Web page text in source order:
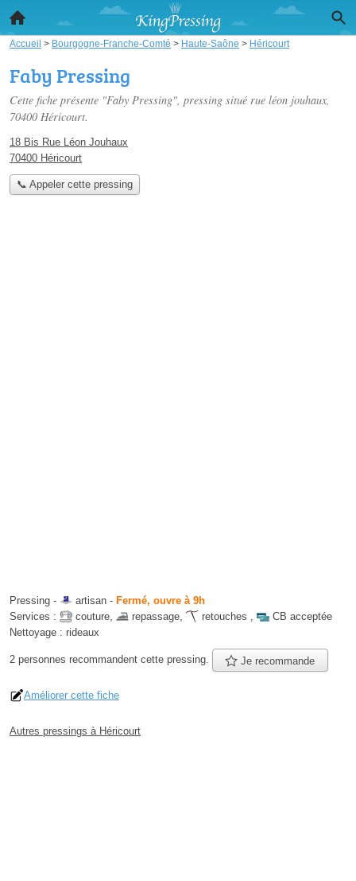
Accueil > Bourgogne-Franche-Comté > Haute-Saône > Héricourt
Faby Pressing
Cette fiche présente "Faby Pressing", pressing situé rue léon jouhaux,
70400 Héricourt.
18 Bis Rue Léon Jouhaux
70400 Héricourt
📞 Appeler cette pressing
Pressing - artisan - Fermé, ouvre à 9h
Services :
couture, repassage, retouches ,
CB acceptée
Nettoyage : rideaux
2 personnes recommandent cette pressing. Je recommande
Améliorer cette fiche
Autres pressings à Héricourt